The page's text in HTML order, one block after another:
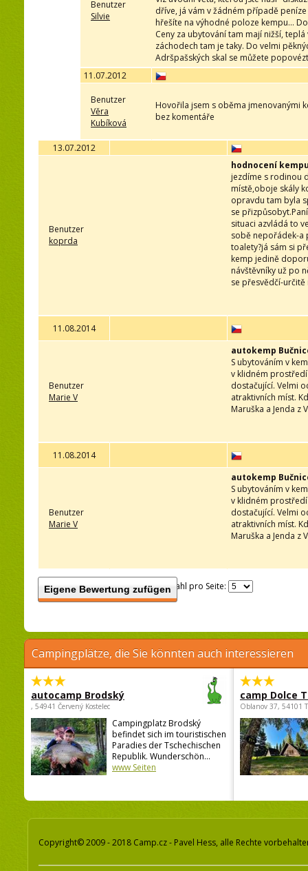
Benutzer
Silvie
dříve, já vám v žádném případě
hřešíte na výhodné poloze kempu...
Ceny za ubytování tam mají nižší,
záchodech tam je taky. Do velmi
Adršpašských skal se můžete
11.07.2012
Benutzer
Věra
Kubíková
Hovořila jsem s oběma jmenovanými
bez komentáře
13.07.2012
Benutzer
koprda
hodnocení
jezdíme s rodinou
místě,oboje skály
opravdu tam byla
se
situaci azvládá to
sobě nepořádek-a
toalety?já sám si
kemp jedině
návštěvníky už po
se přesvědčí-
11.08.2014
Benutzer
Marie V
autokemp
S ubytováním v
v klidném
dostačující. Velmi
atraktivních míst.
Maruška a Jenda z
11.08.2014
Benutzer
Marie V
autokemp
S ubytováním v
v klidném
dostačující. Velmi
atraktivních míst.
Maruška a Jenda z
Eigene Bewertung zufügenAnzahl pro Seite:
Campingplätze, die Sie könnten auch interessieren
autocamp Brodský
, 54941 Červený Kostelec
Campingplatz Brodský
befindet sich im touristischen
Paradies der Tschechischen
Republik. Wunderschön...
www Seiten
camp Dolce
Oblanov 37, 54101
Copyright© 2009 - 2018 Camp.cz - Pavel Hess, alle Rechte